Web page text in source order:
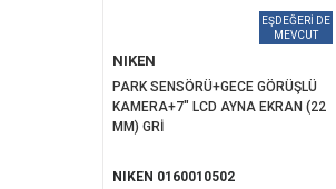
NIKEN
PARK SENSÖRÜ+GECE GÖRÜŞLÜ
KAMERA+7" LCD AYNA EKRAN (22
MM) GRİ
NIKEN 0160010502